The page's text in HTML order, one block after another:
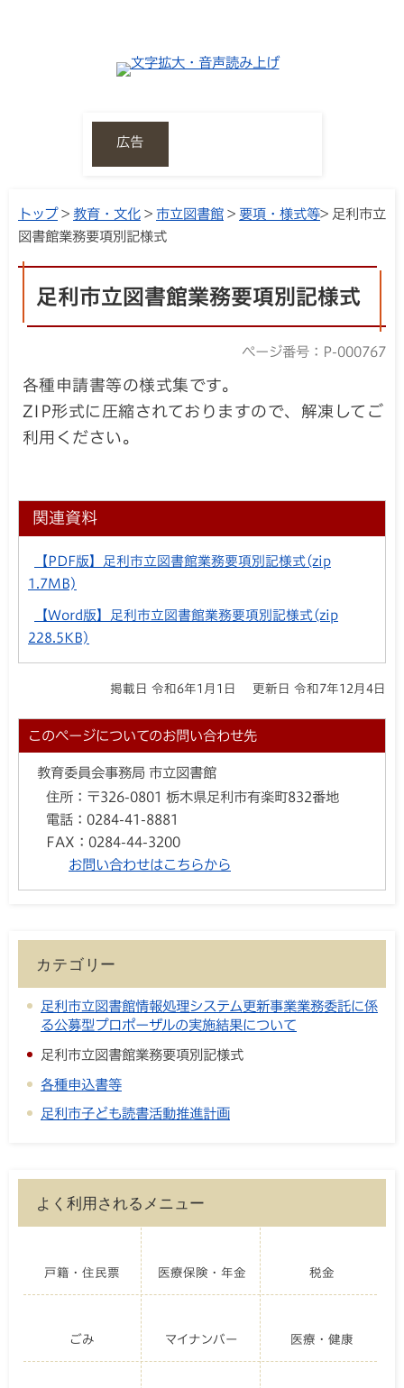
広告
トップ> 教育・文化 > 市立図書館 > 要項・様式等> 足利市立
図書館業務要項別記様式
足利市立図書館業務要項別記様式
ページ番号：P-000767
各種申請書等の様式集です。
ZIP形式に圧縮されておりますので、解凍してご
利用ください。
関連資料
【PDF版】足利市立図書館業務要項別記様式(zip
1.7MB)
【Word版】足利市立図書館業務要項別記様式(zip
228.5KB)
掲載日 令和6年1月1日 更新日 令和7年12月4日
このページについてのお問い合わせ先
教育委員会事務局 市立図書館
住所： 〒326-0801 栃木県足利市有楽町832番地
電話： 0284-41-8881
FAX： 0284-44-3200
お問い合わせはこちらから
カテゴリー
足利市立図書館情報処理システム更新事業業務委託に係
る公募型プロポーザルの実施結果について
足利市立図書館業務要項別記様式
各種申込書等
足利市子ども読書活動推進計画
よく利用されるメニュー
戸籍・住民票 医療保険・年金 税金
ごみ マイナンバー 医療・健康